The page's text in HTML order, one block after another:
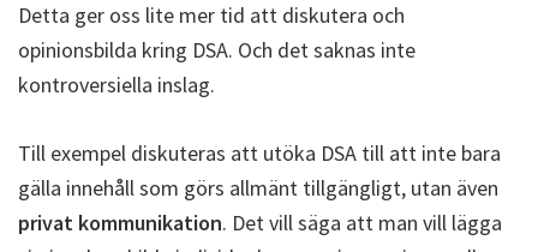
Detta ger oss lite mer tid att diskutera och
opinionsbilda kring DSA. Och det saknas inte
kontroversiella inslag.
Till exempel diskuteras att utöka DSA till att inte bara
gälla innehåll som görs allmänt tillgängligt, utan även
privat kommunikation. Det vill säga att man vill lägga